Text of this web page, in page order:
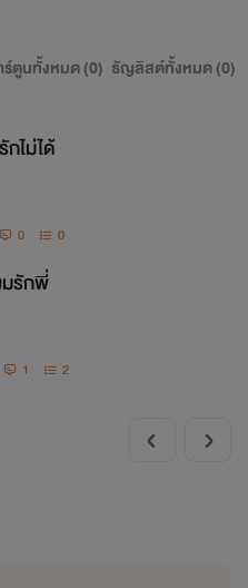
ตูนทั้งหมด (0) ธัญลิสต์ทั้งหมด (0)
ไม่ได้
0 0
รักพี่
1 2